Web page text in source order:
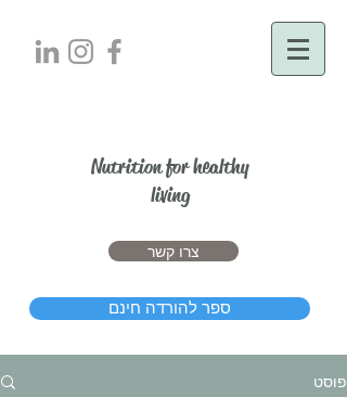
Nutrition for healthy
living
צרו קשר
ספר להורדה חינם
פוסט